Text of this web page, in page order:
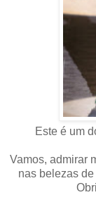
Este é um
Vamos, admirar
nas belezas